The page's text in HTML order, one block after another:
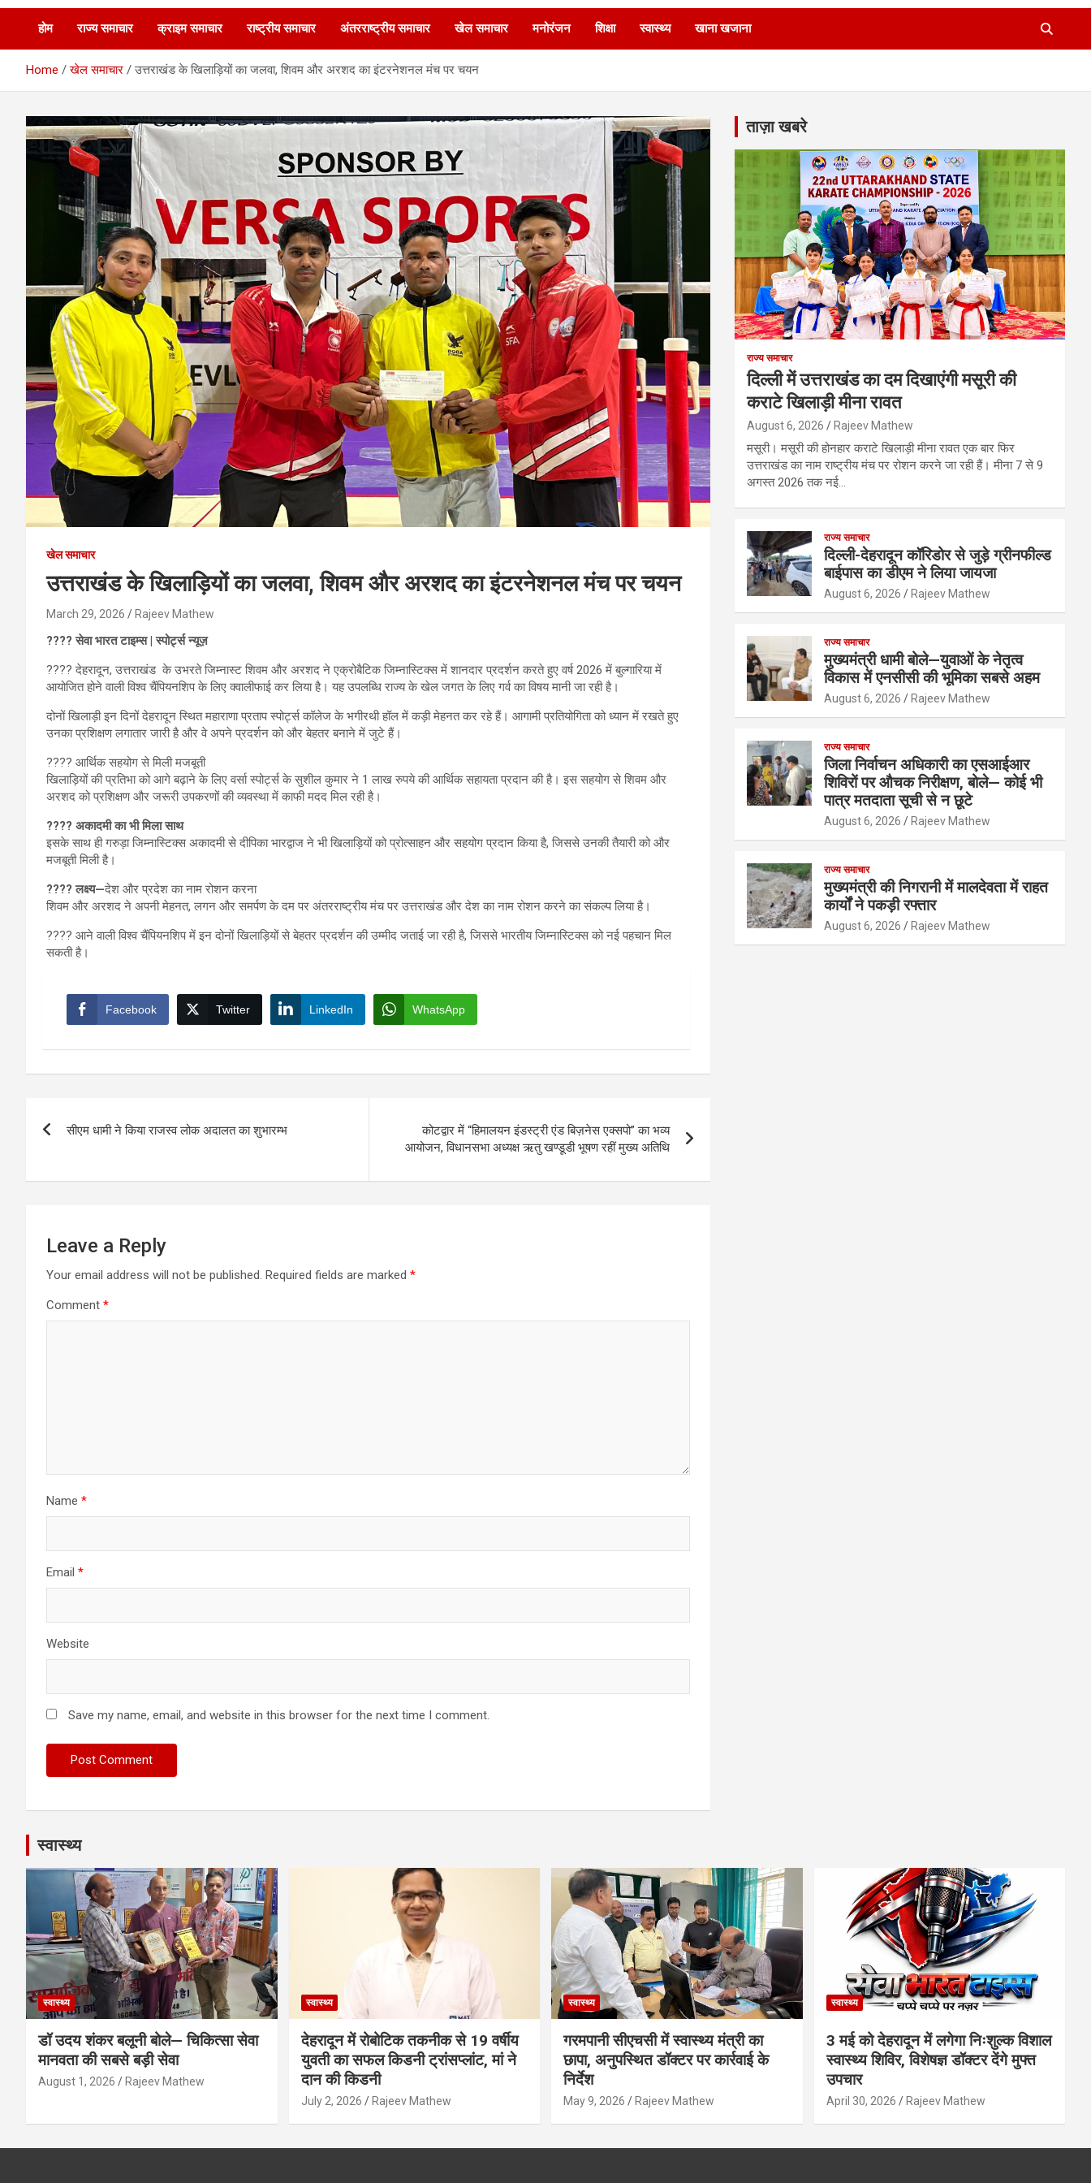
होम राज्य समाचार क्राइम समाचार राष्ट्रीय समाचार अंतरराष्ट्रीय समाचार खेल समाचार मनोरंजन शिक्षा स्वास्थ्य खाना खजाना
Home खेल समाचार उत्तराखंड के खिलाड़ियों का जलवा, शिवम और अरशद का इंटरनेशनल मंच पर चयन
खेल समाचार
उत्तराखंड के खिलाड़ियों का जलवा, शिवम और अरशद का इंटरनेशनल मंच पर चयन
March 29, 2026 Rajeev Mathew
???? सेवा भारत टाइम्स | स्पोर्ट्स न्यूज़
???? देहरादून, उत्तराखंड के उभरते जिम्नास्ट शिवम और अरशद ने एक्रोबैटिक जिम्नास्टिक्स में शानदार प्रदर्शन करते हुए वर्ष 2026 में बुल्गारिया में
आयोजित होने वाली विश्व चैंपियनशिप के लिए क्वालीफाई कर लिया है। यह उपलब्धि राज्य के खेल जगत के लिए गर्व का विषय मानी जा रही है।
दोनों खिलाड़ी इन दिनों देहरादून स्थित महाराणा प्रताप स्पोर्ट्स कॉलेज के भगीरथी हॉल में कड़ी मेहनत कर रहे हैं। आगामी प्रतियोगिता को ध्यान में रखते हुए
उनका प्रशिक्षण लगातार जारी है और वे अपने प्रदर्शन को और बेहतर बनाने में जुटे हैं।
???? आर्थिक सहयोग से मिली मजबूती
खिलाड़ियों की प्रतिभा को आगे बढ़ाने के लिए वर्सा स्पोर्ट्स के सुशील कुमार ने 1 लाख रुपये की आर्थिक सहायता प्रदान की है। इस सहयोग से शिवम और
अरशद को प्रशिक्षण और जरूरी उपकरणों की व्यवस्था में काफी मदद मिल रही है।
???? अकादमी का भी मिला साथ
इसके साथ ही गरुड़ा जिम्नास्टिक्स अकादमी से दीपिका भारद्वाज ने भी खिलाड़ियों को प्रोत्साहन और सहयोग प्रदान किया है, जिससे उनकी तैयारी को और
मजबूती मिली है।
???? लक्ष्य—देश और प्रदेश का नाम रोशन करना
शिवम और अरशद ने अपनी मेहनत, लगन और समर्पण के दम पर अंतरराष्ट्रीय मंच पर उत्तराखंड और देश का नाम रोशन करने का संकल्प लिया है।
???? आने वाली विश्व चैंपियनशिप में इन दोनों खिलाड़ियों से बेहतर प्रदर्शन की उम्मीद जताई जा रही है, जिससे भारतीय जिम्नास्टिक्स को नई पहचान मिल
सकती है।
Facebook Twitter LinkedIn WhatsApp
navigation
सीएम धामी ने किया राजस्व लोक अदालत का शुभारम्भ
कोटद्वार में “हिमालयन इंडस्ट्री एंड बिज़नेस एक्सपो” का भव्य
आयोजन, विधानसभा अध्यक्ष ऋतु खण्डूडी भूषण रहीं मुख्य अतिथि
Leave a Reply
Your email address will not be published. Required fields are marked *
Comment *
Name *
Email *
Website
Save my name, email, and website in this browser for the next time I comment.
ताज़ा खबरे
राज्य समाचार
दिल्ली में उत्तराखंड का दम दिखाएंगी मसूरी की
कराटे खिलाड़ी मीना रावत
August 6, 2026 Rajeev Mathew
मसूरी। मसूरी की होनहार कराटे खिलाड़ी मीना रावत एक बार फिर
उत्तराखंड का नाम राष्ट्रीय मंच पर रोशन करने जा रही हैं। मीना 7 से 9
अगस्त 2026 तक नई…
राज्य समाचार
दिल्ली-देहरादून कॉरिडोर से जुड़े ग्रीनफील्ड
बाईपास का डीएम ने लिया जायजा
August 6, 2026 Rajeev Mathew
राज्य समाचार
मुख्यमंत्री धामी बोले—युवाओं के नेतृत्व
विकास में एनसीसी की भूमिका सबसे अहम
August 6, 2026 Rajeev Mathew
राज्य समाचार
जिला निर्वाचन अधिकारी का एसआईआर
शिविरों पर औचक निरीक्षण, बोले— कोई भी
पात्र मतदाता सूची से न छूटे
August 6, 2026 Rajeev Mathew
राज्य समाचार
मुख्यमंत्री की निगरानी में मालदेवता में राहत
कार्यों ने पकड़ी रफ्तार
August 6, 2026 Rajeev Mathew
स्वास्थ्य
स्वास्थ्य
डॉ उदय शंकर बलूनी बोले— चिकित्सा सेवा
मानवता की सबसे बड़ी सेवा
August 1, 2026 Rajeev Mathew
स्वास्थ्य
देहरादून में रोबोटिक तकनीक से 19 वर्षीय
युवती का सफल किडनी ट्रांसप्लांट, मां ने
दान की किडनी
July 2, 2026 Rajeev Mathew
स्वास्थ्य
गरमपानी सीएचसी में स्वास्थ्य मंत्री का
छापा, अनुपस्थित डॉक्टर पर कार्रवाई के
निर्देश
May 9, 2026 Rajeev Mathew
स्वास्थ्य
3 मई को देहरादून में लगेगा निःशुल्क विशाल
स्वास्थ्य शिविर, विशेषज्ञ डॉक्टर देंगे मुफ्त
उपचार
April 30, 2026 Rajeev Mathew